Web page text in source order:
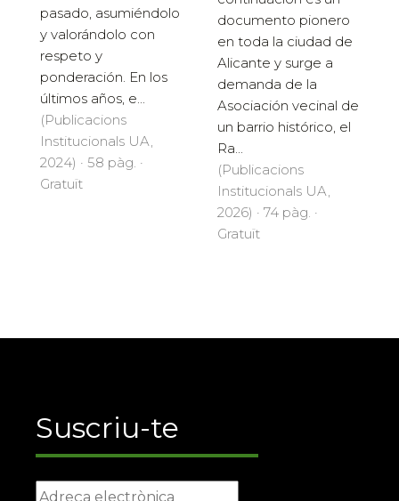
pasado, asumiéndolo
y valorándolo con
respeto y
ponderación. En los
últimos años, e...
(Publicacions
Institucionals UA,
2024) · 58 pàg. ·
Gratuït
documento pionero
en toda la ciudad de
Alicante y surge a
demanda de la
Asociación vecinal de
un barrio histórico, el
Ra...
(Publicacions
Institucionals UA,
2026) · 74 pàg. ·
Gratuït
Suscriu-te